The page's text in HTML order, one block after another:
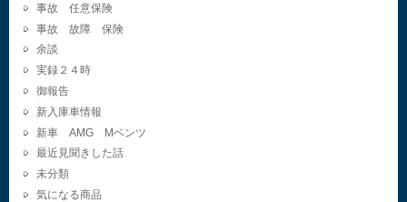
事故 任意保険
事故 故障 保険
余談
実録２４時
御報告
新入庫車情報
新車 AMG Mベンツ
最近見聞きした話
未分類
気になる商品